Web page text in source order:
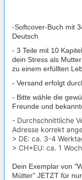
-Softcover-Buch mit
Deutsch
- 3 Teile mit 10
dein Stress als
zu einem erfüllten
- Versand erfolgt
- Bitte wähle die
Freunde und
- Durchschnittliche
Adresse korrekt
> DE: ca. 3-4
> CH+EU: ca. 1
Dein Exemplar von
Mütter" JETZT für